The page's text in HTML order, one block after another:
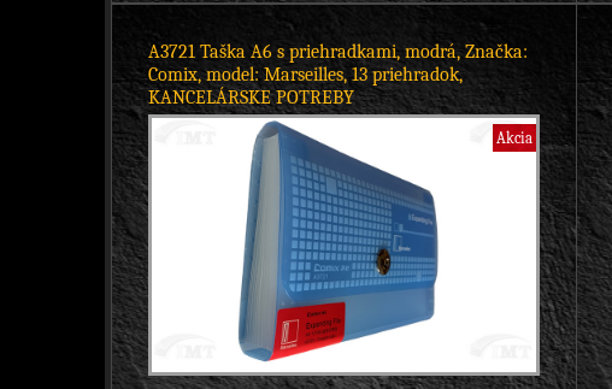
A3721 Taška A6 s priehradkami, modrá, Značka:
Comix, model: Marseilles, 13 priehradok,
KANCELÁRSKE POTREBY
Akcia